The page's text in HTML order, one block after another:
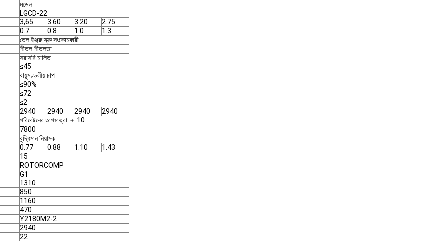
মডেল
LGCD-22
3,65 3.60 3.20
2.75
0.7 0.8 1.0
1.3
তেল ইঞ্জ্রু স্ক্রু সংকোচকারী
শীতল শীতলতা
সরাসরি চালিত
≤45
বায়ুমণ্ডলীয় চাপ
≤90%
≤72
≤2
2940 2940 2940
2940
পরিবেষ্টনের তাপমাত্রা ＋ 10
7800
বুদ্ধিমান নিয়ামক
0.77 0.88 1.10
1.43
15
ROTORCOMP
G1
1310
850
1160
470
Y2180M2-2
2940
22